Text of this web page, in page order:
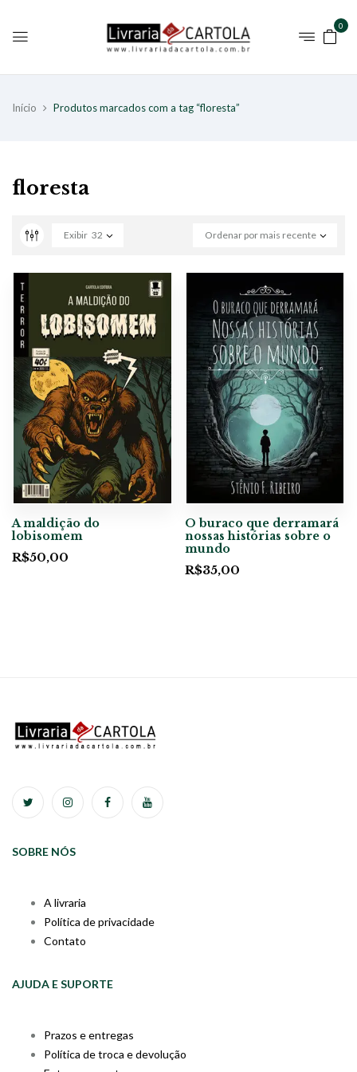
0
Início Produtos marcados com a tag “floresta”
floresta
Ordenar por mais recente
Exibir 32
A maldição do
lobisomem
R$50,00
O buraco que derramará
nossas histórias sobre o
mundo
R$35,00
SOBRE NÓS
A livraria
Política de privacidade
Contato
AJUDA E SUPORTE
Prazos e entregas
Política de troca e devolução